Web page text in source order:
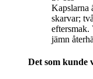
Kapslarna
skarvar;
eftersmak.
jämn
Det som kunde